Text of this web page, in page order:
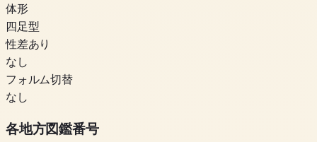
体形
四足型
性差あり
なし
フォルム切替
なし
各地方図鑑番号